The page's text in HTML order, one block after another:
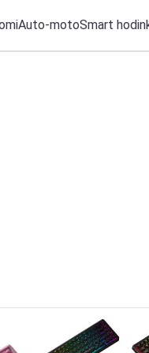
Auto-motoSmart